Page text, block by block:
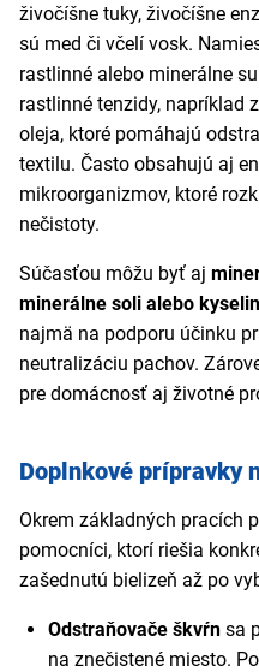
živočíšne tuky, živočíšne
sú med či včelí vosk.
rastlinné alebo minerálne
rastlinné tenzidy, napríklad
oleja, ktoré pomáhajú
textilu. Často obsahujú aj
mikroorganizmov, ktoré
nečistoty.
Súčasťou môžu byť aj
minerálne soli alebo
najmä na podporu účinku
neutralizáciu pachov.
pre domácnosť aj životné
Doplnkové prípravky
Okrem základných pracích
pomocníci, ktorí riešia
zašednutú bielizeň až po
Odstraňovače škvŕn sa
na znečistené miesto.